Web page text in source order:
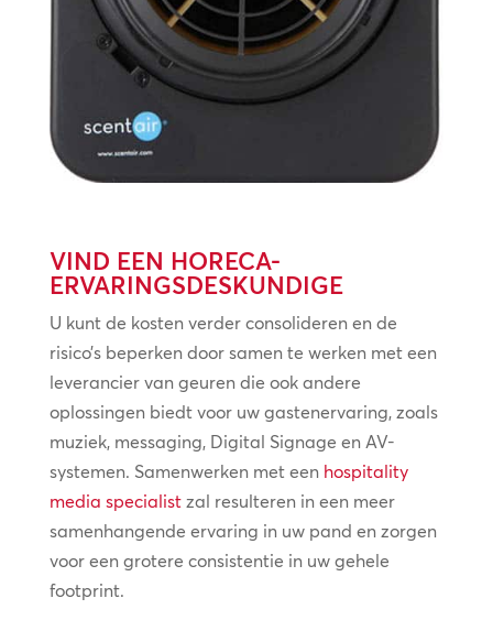
VIND EEN HORECA-
ERVARINGSDESKUNDIGE
U kunt de kosten verder consolideren en de
risico’s beperken door samen te werken met een
leverancier van geuren die ook andere
oplossingen biedt voor uw gastenervaring, zoals
muziek, messaging, Digital Signage en AV-
systemen. Samenwerken met een hospitality
media specialistzal resulteren in een meer
samenhangende ervaring in uw pand en zorgen
voor een grotere consistentie in uw gehele
footprint.